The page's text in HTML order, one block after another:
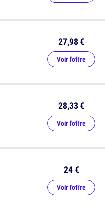
28,33 €
Voir l'offre
27,98 €
Voir l'offre
24 €
Voir l'offre